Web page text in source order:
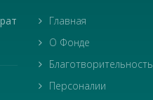
Главная
О Фонде
Благотворительность
Персоналии